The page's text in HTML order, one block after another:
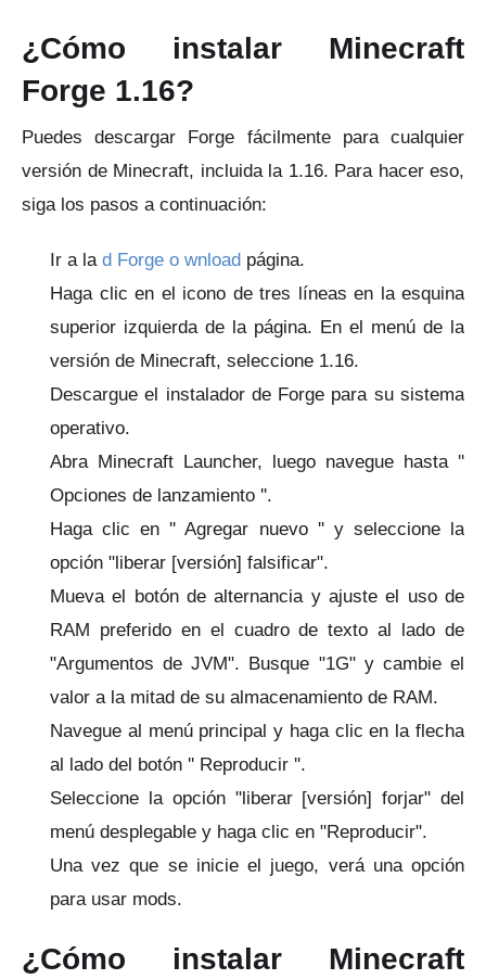
¿Cómo instalar Minecraft
Forge 1.16?
Puedes descargar Forge fácilmente para cualquier
versión de Minecraft, incluida la 1.16. Para hacer eso,
siga los pasos a continuación:
Ir a la d Forge o wnload página.
Haga clic en el icono de tres líneas en la esquina
superior izquierda de la página. En el menú de la
versión de Minecraft, seleccione 1.16.
Descargue el instalador de Forge para su sistema
operativo.
Abra Minecraft Launcher, luego navegue hasta ''
Opciones de lanzamiento ''.
Haga clic en '' Agregar nuevo '' y seleccione la
opción "liberar [versión] falsificar".
Mueva el botón de alternancia y ajuste el uso de
RAM preferido en el cuadro de texto al lado de
"Argumentos de JVM". Busque "1G" y cambie el
valor a la mitad de su almacenamiento de RAM.
Navegue al menú principal y haga clic en la flecha
al lado del botón '' Reproducir ''.
Seleccione la opción "liberar [versión] forjar" del
menú desplegable y haga clic en "Reproducir".
Una vez que se inicie el juego, verá una opción
para usar mods.
¿Cómo instalar Minecraft